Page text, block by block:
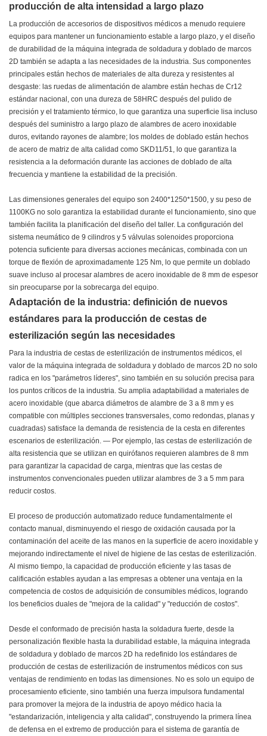
producción de alta intensidad a largo plazo
La producción de accesorios de dispositivos médicos a menudo requiere
equipos para mantener un funcionamiento estable a largo plazo, y el diseño
de durabilidad de la máquina integrada de soldadura y doblado de marcos
2D también se adapta a las necesidades de la industria. Sus componentes
principales están hechos de materiales de alta dureza y resistentes al
desgaste: las ruedas de alimentación de alambre están hechas de Cr12
estándar nacional, con una dureza de 58HRC después del pulido de
precisión y el tratamiento térmico, lo que garantiza una superficie lisa incluso
después del suministro a largo plazo de alambres de acero inoxidable
duros, evitando rayones de alambre; los moldes de doblado están hechos
de acero de matriz de alta calidad como SKD11/51, lo que garantiza la
resistencia a la deformación durante las acciones de doblado de alta
frecuencia y mantiene la estabilidad de la precisión.
Las dimensiones generales del equipo son 2400*1250*1500, y su peso de
1100KG no solo garantiza la estabilidad durante el funcionamiento, sino que
también facilita la planificación del diseño del taller. La configuración del
sistema neumático de 9 cilindros y 5 válvulas solenoides proporciona
potencia suficiente para diversas acciones mecánicas, combinada con un
torque de flexión de aproximadamente 125 Nm, lo que permite un doblado
suave incluso al procesar alambres de acero inoxidable de 8 mm de espesor
sin preocuparse por la sobrecarga del equipo.
Adaptación de la industria: definición de nuevos
estándares para la producción de cestas de
esterilización según las necesidades
Para la industria de cestas de esterilización de instrumentos médicos, el
valor de la máquina integrada de soldadura y doblado de marcos 2D no solo
radica en los "parámetros líderes", sino también en su solución precisa para
los puntos críticos de la industria. Su amplia adaptabilidad a materiales de
acero inoxidable (que abarca diámetros de alambre de 3 a 8 mm y es
compatible con múltiples secciones transversales, como redondas, planas y
cuadradas) satisface la demanda de resistencia de la cesta en diferentes
escenarios de esterilización. — Por ejemplo, las cestas de esterilización de
alta resistencia que se utilizan en quirófanos requieren alambres de 8 mm
para garantizar la capacidad de carga, mientras que las cestas de
instrumentos convencionales pueden utilizar alambres de 3 a 5 mm para
reducir costos.
El proceso de producción automatizado reduce fundamentalmente el
contacto manual, disminuyendo el riesgo de oxidación causada por la
contaminación del aceite de las manos en la superficie de acero inoxidable y
mejorando indirectamente el nivel de higiene de las cestas de esterilización.
Al mismo tiempo, la capacidad de producción eficiente y las tasas de
calificación estables ayudan a las empresas a obtener una ventaja en la
competencia de costos de adquisición de consumibles médicos, logrando
los beneficios duales de "mejora de la calidad" y "reducción de costos".
Desde el conformado de precisión hasta la soldadura fuerte, desde la
personalización flexible hasta la durabilidad estable, la máquina integrada
de soldadura y doblado de marcos 2D ha redefinido los estándares de
producción de cestas de esterilización de instrumentos médicos con sus
ventajas de rendimiento en todas las dimensiones. No es solo un equipo de
procesamiento eficiente, sino también una fuerza impulsora fundamental
para promover la mejora de la industria de apoyo médico hacia la
"estandarización, inteligencia y alta calidad", construyendo la primera línea
de defensa en el extremo de producción para el sistema de garantía de